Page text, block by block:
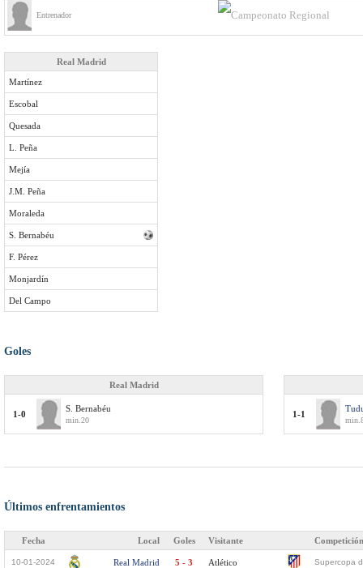
Entrenador
Real Madrid
Martínez
Escobal
Quesada
L. Peña
Mejía
J.M. Peña
Moraleda
S. Bernabéu
F. Pérez
Monjardín
Del Campo
Goles
Real Madrid
1-0
S. Bernabéu
min.20
1-1
Últimos enfrentamientos
Fecha Local Goles Visitante Competición
10-01-2024 Real Madrid 5 - 3 Atlético Supercopa